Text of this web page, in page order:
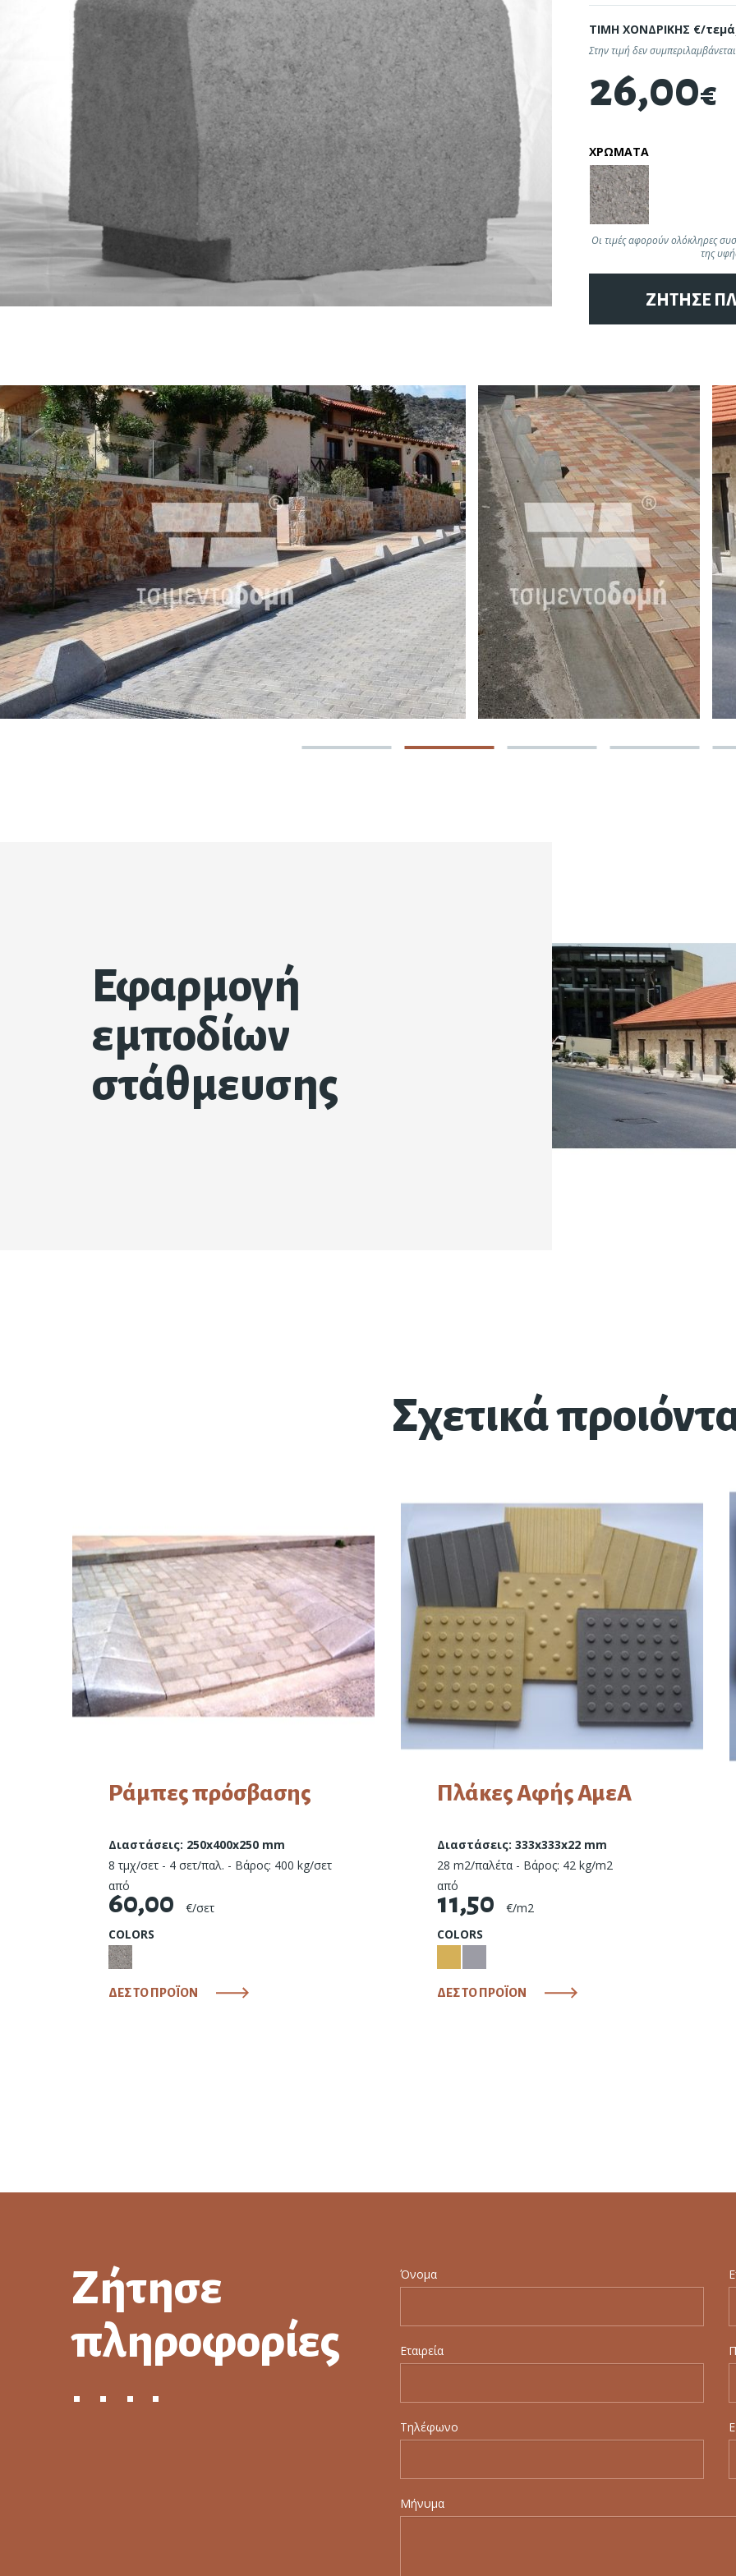
Κράσπεδα - Ρείθρα Εργαλεία - Αξεσουάρ
ΤΙΜΗ ΧΟΝΔΡΙΚΗΣ €/
Στην τιμή δεν
26,00€
ΧΡΩΜΑΤΑ
Οι τιμές αφορούν ολόκληρες
της
ΖΗΤΗΣΕ
Εφαρμογή
εμποδίων
στάθμευσης
Σχετικά
Ράμπες πρόσβασης
Διαστάσεις: 250x400x250 mm
8 τμχ/σετ - 4 σετ/παλ. - Βάρος: 400 kg/σετ
από
60,00
€/σετ
COLORS
ΔΕΣ ΤΟ ΠΡΟΪΟΝ
Πλάκες Αφής ΑμεΑ
Διαστάσεις: 333x333x22 mm
28 m2/παλέτα - Βάρος: 42 kg/m2
από
11,50
€/m2
COLORS
ΔΕΣ ΤΟ ΠΡΟΪΟΝ
Ζήτησε
πληροφορίες
Όνομα
Εταιρεία
Τηλέφωνο
Μήνυμα